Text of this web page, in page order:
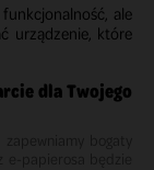
ale
urządzenie, które
dla Twojego